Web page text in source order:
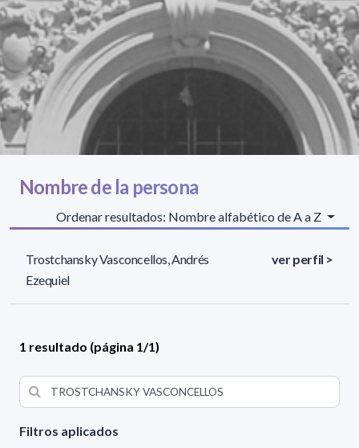
Filtros aplicados
Nombre de la persona
Ordenar resultados: Nombre alfabético de A a Z
Trostchansky Vasconcellos, Andrés
Ezequiel
ver perfil >
1 resultado (página 1/1)